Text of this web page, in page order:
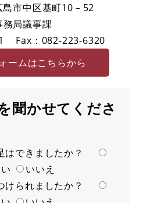
島市中区基町10－52
務局議事課
Fax：082-223-6320
ームはこちらから
聞かせてくださ
はできましたか？
いいえ
けられましたか？